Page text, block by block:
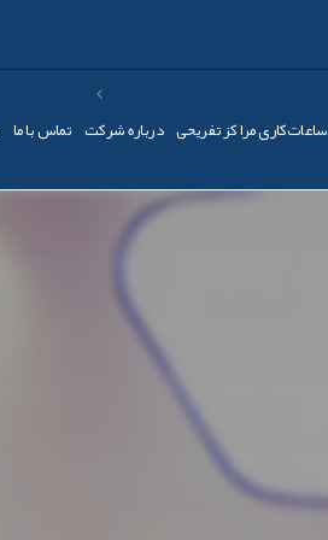
ساعات‌کاری مراکز تفریحی درباره شرکت تماس با ما